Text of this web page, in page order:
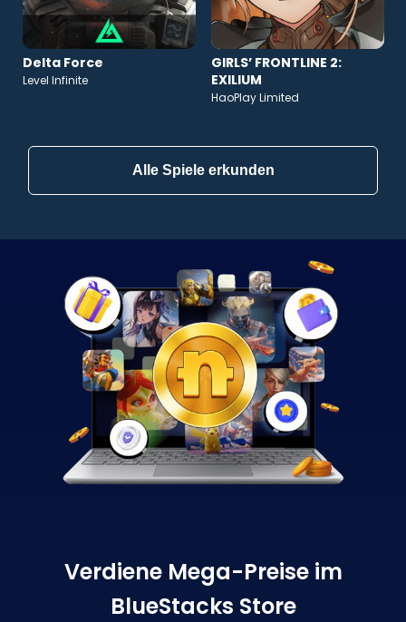
Delta Force
Level Infinite
GIRLS’ FRONTLINE 2:
EXILIUM
HaoPlay Limited
Alle Spiele erkunden
Verdiene Mega-Preise im
BlueStacks Store